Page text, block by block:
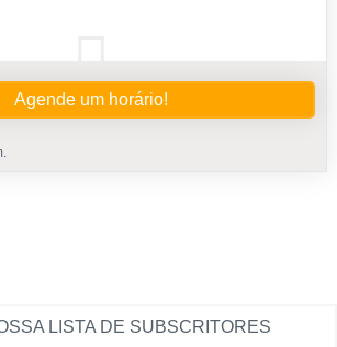
Agende um horário!
LISTA DE SUBSCRITORES